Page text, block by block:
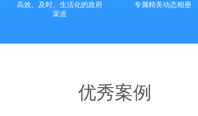
高效、及时、生活化的政府
渠道
专属精美动态相册
优秀案例